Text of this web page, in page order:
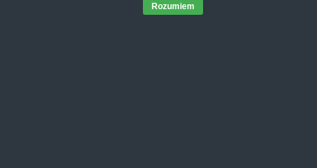
Rozumiem